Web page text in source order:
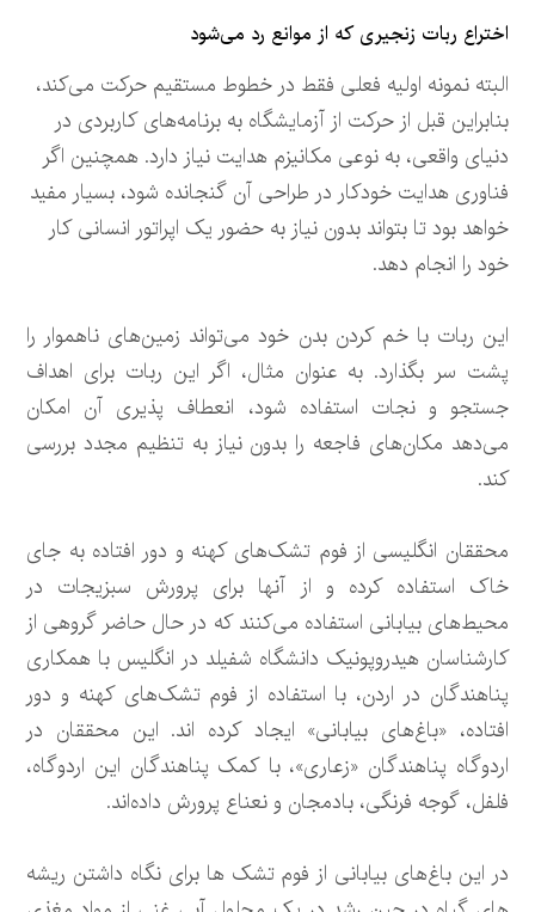
اختراع ربات‌ زنجیری که از موانع رد می‌شود
البته نمونه اولیه فعلی فقط در خطوط مستقیم حرکت می‌کند،
بنابراین قبل از حرکت از آزمایشگاه به برنامه‌های کاربردی در
دنیای واقعی، به نوعی مکانیزم هدایت نیاز دارد. همچنین اگر
فناوری هدایت خودکار در طراحی آن گنجانده شود، بسیار مفید
خواهد بود تا بتواند بدون نیاز به حضور یک اپراتور انسانی کار
خود را انجام دهد.
این ربات با خم کردن بدن خود می‌تواند زمین‌های ناهموار را
پشت سر بگذارد. به عنوان مثال، اگر این ربات برای اهداف
جستجو و نجات استفاده شود، انعطاف پذیری آن امکان
می‌دهد مکان‌های فاجعه را بدون نیاز به تنظیم مجدد بررسی
کند.
محققان انگلیسی از فوم تشک‌های کهنه و دور افتاده به جای
خاک استفاده کرده و از آنها برای پرورش سبزیجات در
محیط‌های بیابانی استفاده می‌کنند که در حال حاضر گروهی از
کارشناسان هیدروپونیک دانشگاه شفیلد در انگلیس با همکاری
پناهندگان در اردن، با استفاده از فوم تشک‌های کهنه و دور
افتاده، «باغ‌های بیابانی» ایجاد کرده اند. این محققان در
اردوگاه پناهندگان «زعاری»، با کمک پناهندگان این اردوگاه،
فلفل، گوجه فرنگی، بادمجان و نعناع پرورش داده‌اند.
در این باغ‌های بیابانی از فوم تشک ها برای نگاه داشتن ریشه